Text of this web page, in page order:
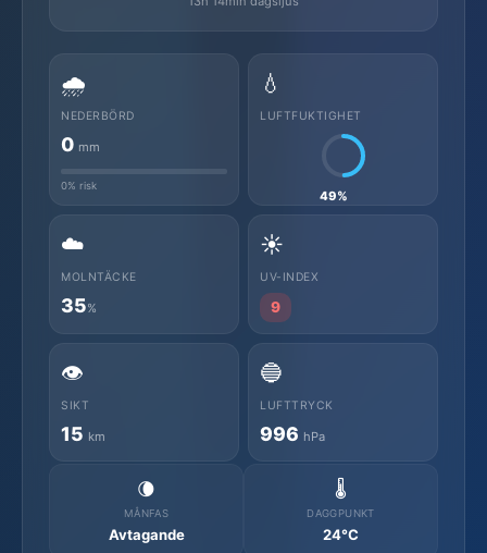
🌧️
NEDERBÖRD
0 mm
0% risk
💧
LUFTFUKTIGHET
49%
☁️
MOLNTÄCKE
35%
☀️
UV-INDEX
9
👁️
SIKT
15 km
🔵
LUFTTRYCK
996 hPa
🌘
MÅNFAS
Avtagande
🌡️
DAGGPUNKT
24°C